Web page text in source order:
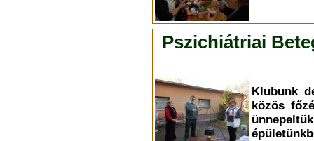
Pszichiátriai
Klubunk
közös